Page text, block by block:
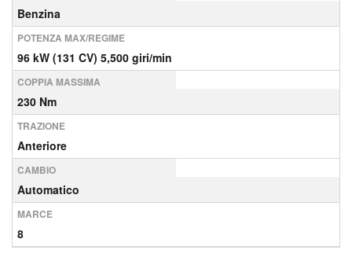
Benzina
POTENZA MAX/REGIME
96 kW (131 CV) 5,500 giri/min
COPPIA MASSIMA
230 Nm
TRAZIONE
Anteriore
CAMBIO
Automatico
MARCE
8